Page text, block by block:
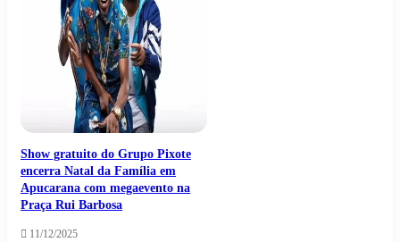
Show gratuito do Grupo Pixote
encerra Natal da Família em
Apucarana com megaevento na
Praça Rui Barbosa
11/12/2025